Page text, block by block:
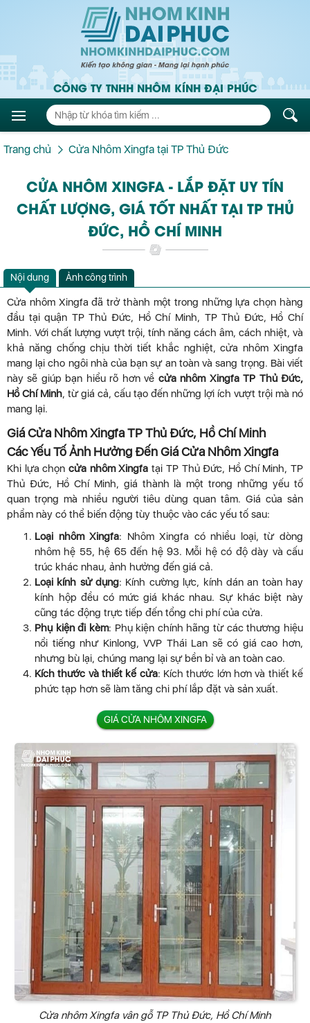
CÔNG TY TNHH NHÔM KÍNH ĐẠI PHÚC
Trang chủ Cửa Nhôm Xingfa tại TP Thủ Đức
CỬA NHÔM XINGFA - LẮP ĐẶT UY TÍN
CHẤT LƯỢNG, GIÁ TỐT NHẤT TẠI TP THỦ
ĐỨC, HỒ CHÍ MINH
Nội dung Ảnh công trình
Cửa nhôm Xingfa đã trở thành một trong những lựa chọn hàng
đầu tại quận TP Thủ Đức, Hồ Chí Minh, TP Thủ Đức, Hồ Chí
Minh. Với chất lượng vượt trội, tính năng cách âm, cách nhiệt, và
khả năng chống chịu thời tiết khắc nghiệt, cửa nhôm Xingfa
mang lại cho ngôi nhà của bạn sự an toàn và sang trọng. Bài viết
này sẽ giúp bạn hiểu rõ hơn về cửa nhôm Xingfa TP Thủ Đức,
Hồ Chí Minh, từ giá cả, cấu tạo đến những lợi ích vượt trội mà nó
mang lại.
Giá Cửa Nhôm Xingfa TP Thủ Đức, Hồ Chí Minh
Các Yếu Tố Ảnh Hưởng Đến Giá Cửa Nhôm Xingfa
Khi lựa chọncửa nhôm Xingfa tại TP Thủ Đức, Hồ Chí Minh, TP
Thủ Đức, Hồ Chí Minh, giá thành là một trong những yếu tố
quan trọng mà nhiều người tiêu dùng quan tâm. Giá của sản
phẩm này có thể biến động tùy thuộc vào các yếu tố sau:
Loại nhôm Xingfa: Nhôm Xingfa có nhiều loại, từ dòng
nhôm hệ 55, hệ 65 đến hệ 93. Mỗi hệ có độ dày và cấu
trúc khác nhau, ảnh hưởng đến giá cả.
Loại kính sử dụng: Kính cường lực, kính dán an toàn hay
kính hộp đều có mức giá khác nhau. Sự khác biệt này
cũng tác động trực tiếp đến tổng chi phí của cửa.
Phụ kiện đi kèm: Phụ kiện chính hãng từ các thương hiệu
nổi tiếng như Kinlong, VVP Thái Lan sẽ có giá cao hơn,
nhưng bù lại, chúng mang lại sự bền bỉ và an toàn cao.
Kích thước và thiết kế cửa: Kích thước lớn hơn và thiết kế
phức tạp hơn sẽ làm tăng chi phí lắp đặt và sản xuất.
GIÁ CỬA NHÔM XINGFA
Cửa nhôm Xingfa vân gỗ TP Thủ Đức, Hồ Chí Minh